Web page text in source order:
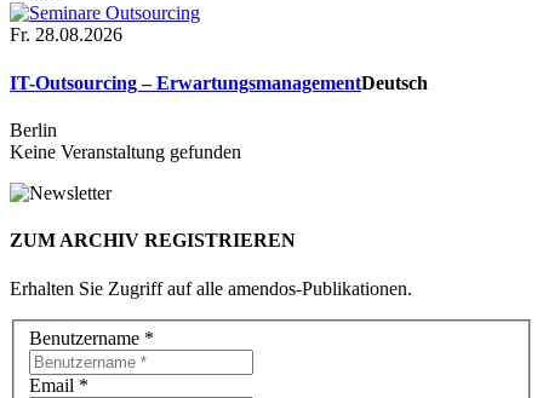
Fr. 28.08.2026
IT-Outsourcing – ErwartungsmanagementDeutsch
Berlin
Keine Veranstaltung gefunden
ZUM ARCHIV REGISTRIEREN
Erhalten Sie Zugriff auf alle amendos-Publikationen.
Benutzername *
Email *